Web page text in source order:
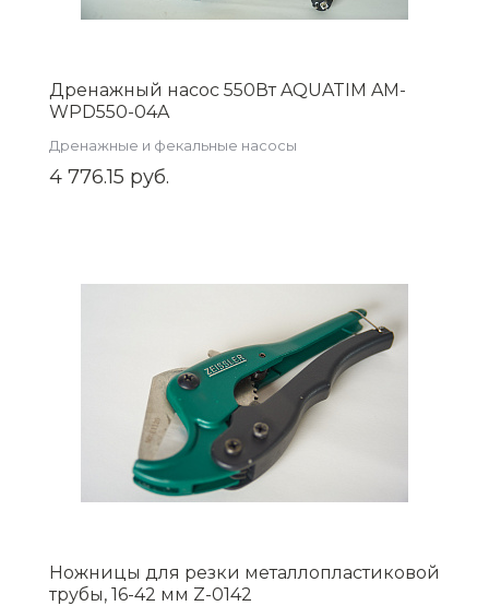
Дренажный насос 550Вт AQUATIM AM-
WPD550-04A
Дренажные и фекальные насосы
4 776.15 руб.
Ножницы для резки металлопластиковой
трубы, 16-42 мм Z-0142